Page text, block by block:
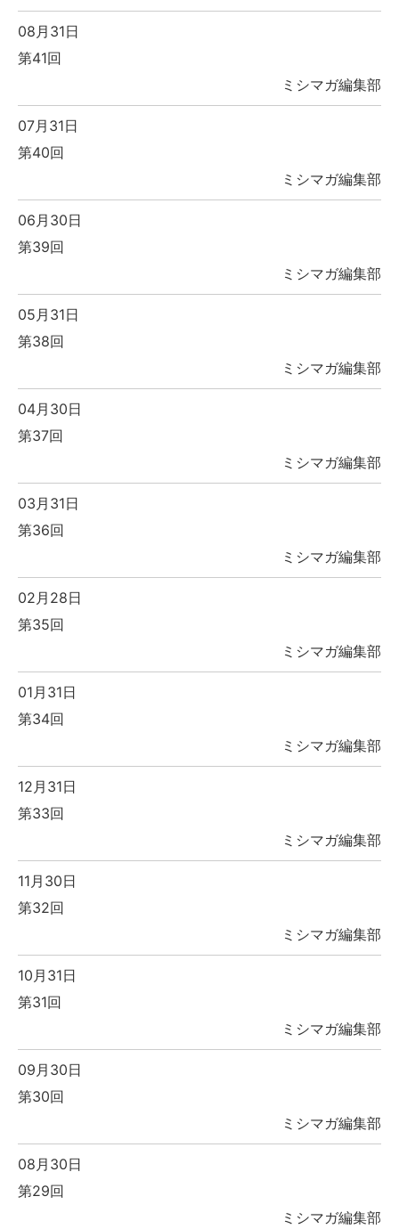
08月31日
第41回
ミシマガ編集部
07月31日
第40回
ミシマガ編集部
06月30日
第39回
ミシマガ編集部
05月31日
第38回
ミシマガ編集部
04月30日
第37回
ミシマガ編集部
03月31日
第36回
ミシマガ編集部
02月28日
第35回
ミシマガ編集部
01月31日
第34回
ミシマガ編集部
12月31日
第33回
ミシマガ編集部
11月30日
第32回
ミシマガ編集部
10月31日
第31回
ミシマガ編集部
09月30日
第30回
ミシマガ編集部
08月30日
第29回
ミシマガ編集部